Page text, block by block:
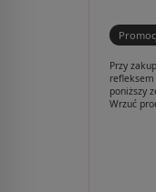
Przy
refleksem
poniższy
Wrzuć